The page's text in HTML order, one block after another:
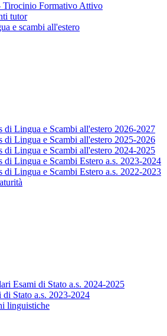
Tirocinio Formativo Attivo
tutor
e scambi all'estero
di Lingua e Scambi all'estero 2026-2027
di Lingua e Scambi all'estero 2025-2026
di Lingua e Scambi all'estero 2024-2025
di Lingua e Scambi Estero a.s. 2023-2024
di Lingua e Scambi Estero a.s. 2022-2023
Esami di Stato a.s. 2024-2025
di Stato a.s. 2023-2024
linguistiche